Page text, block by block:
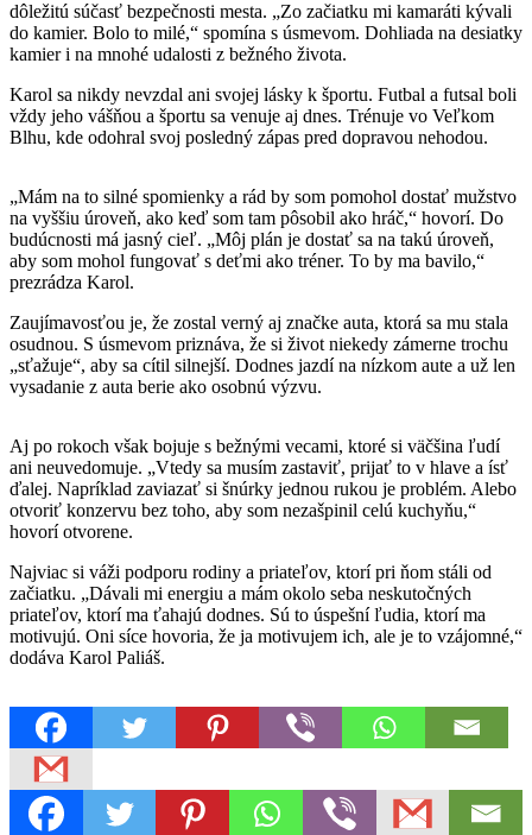
dôležitú súčasť bezpečnosti mesta. „Zo začiatku mi kamaráti kývali
do kamier. Bolo to milé,“ spomína s úsmevom. Dohliada na desiatky
kamier i na mnohé udalosti z bežného života.
Karol sa nikdy nevzdal ani svojej lásky k športu. Futbal a futsal boli
vždy jeho vášňou a športu sa venuje aj dnes. Trénuje vo Veľkom
Blhu, kde odohral svoj posledný zápas pred dopravou nehodou.
„Mám na to silné spomienky a rád by som pomohol dostať mužstvo
na vyššiu úroveň, ako keď som tam pôsobil ako hráč,“ hovorí. Do
budúcnosti má jasný cieľ. „Môj plán je dostať sa na takú úroveň,
aby som mohol fungovať s deťmi ako tréner. To by ma bavilo,“
prezrádza Karol.
Zaujímavosťou je, že zostal verný aj značke auta, ktorá sa mu stala
osudnou. S úsmevom priznáva, že si život niekedy zámerne trochu
„sťažuje“, aby sa cítil silnejší. Dodnes jazdí na nízkom aute a už len
vysadanie z auta berie ako osobnú výzvu.
Aj po rokoch však bojuje s bežnými vecami, ktoré si väčšina ľudí
ani neuvedomuje. „Vtedy sa musím zastaviť, prijať to v hlave a ísť
ďalej. Napríklad zaviazať si šnúrky jednou rukou je problém. Alebo
otvoriť konzervu bez toho, aby som nezašpinil celú kuchyňu,“
hovorí otvorene.
Najviac si váži podporu rodiny a priateľov, ktorí pri ňom stáli od
začiatku. „Dávali mi energiu a mám okolo seba neskutočných
priateľov, ktorí ma ťahajú dodnes. Sú to úspešní ľudia, ktorí ma
motivujú. Oni síce hovoria, že ja motivujem ich, ale je to vzájomné,“
dodáva Karol Paliáš.